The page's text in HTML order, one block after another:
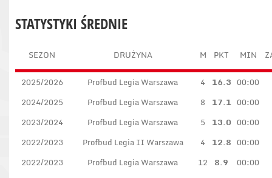
STATYSTYKI ŚREDNIE
SEZON DRUŻYNA M PKT MIN
2025/2026 Profbud Legia Warszawa 4 16.3 00:00
2024/2025
Profbud Legia Warszawa 8 17.1 00:00
2023/2024
Profbud Legia Warszawa 5 13.0 00:00
2022/2023
Profbud Legia II Warszawa 4 12.8 00:00
2022/2023
Profbud Legia Warszawa 12 8.9 00:00